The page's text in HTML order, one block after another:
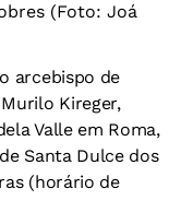
(Foto: Joá
arcebispo de
Kireger,
Valle em Roma,
Santa Dulce dos
(horário de